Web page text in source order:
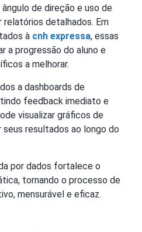
de direção e uso de
detalhados. Em
à cnh expressa, essas
a progressão do aluno e
a melhorar.
a dashboards de
feedback imediato e
visualizar gráficos de
resultados ao longo do
por dados fortalece o
tornando o processo de
mensurável e eficaz.